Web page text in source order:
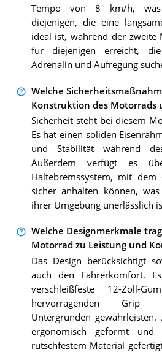
Tempo von 8 km/h,
diejenigen, die eine
ideal ist, während der
für diejenigen erreicht,
Adrenalin und Aufregung
Welche
Konstruktion des Motorrads
Sicherheit steht bei diesem
Es hat einen soliden
und Stabilität während
Außerdem verfügt es
Haltebremssystem, mit
sicher anhalten können,
ihrer Umgebung unerlässlich
Welche Designmerkmale
Motorrad zu Leistung und
Das Design berücksichtigt
auch den Fahrerkomfort.
verschleißfeste 12-Zoll-
hervorragenden Grip
Untergründen
ergonomisch geformt und
rutschfestem Material